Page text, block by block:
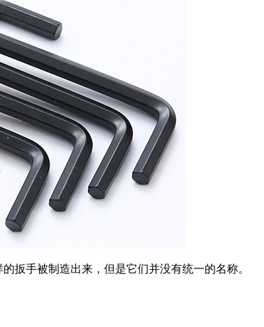
扳手被制造出来，但是它们并没有统一的名称。